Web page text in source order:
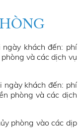
khách đến: phí
và các dịch vụ
khách đến: phí
phòng và các dịch
phòng vào các dịp